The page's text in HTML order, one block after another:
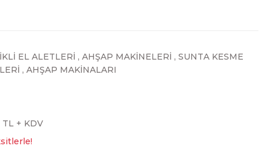
EL ALETLERİ , AHŞAP MAKİNELERİ , SUNTA KESME
, AHŞAP MAKİNALARI
+ KDV